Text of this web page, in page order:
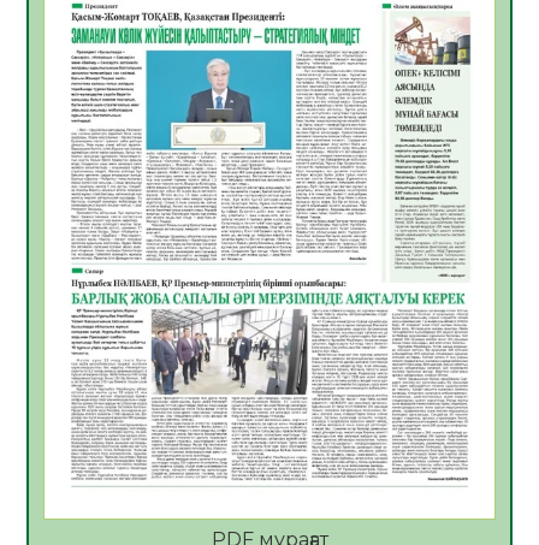
06.08.2026
41
Көкжөтел ауруы туралы
06.08.2026
37
АПВ вакцинасы туралы мәлімет
06.08.2026
37
Open Air: Қызылорда облысы полиция
департаменті 20 мыңнан астам
көрерменнің қауіпсіздігін қамтамасыз етті
06.08.2026
49
ҚЫЗЫЛОРДАДА «САНАЛЫ ҰРПАҚ –
ЖАРҚЫН БОЛАШАҚ» АТТЫ КЕҢЕЙТІЛГЕН
МӘЖІЛІС ӨТТІ
05.08.2026
50
Қазақстан Орталық Азиядағы көшуге ең
PDF мұрағат